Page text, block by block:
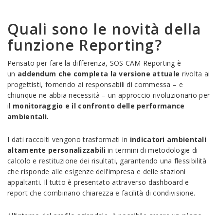
Quali sono le novità della
funzione Reporting?
Pensato per fare la differenza, SOS CAM Reporting è
un addendum che completa la versione attuale rivolta ai
progettisti, fornendo ai responsabili di commessa – e
chiunque ne abbia necessità – un approccio rivoluzionario per
il monitoraggio e il confronto delle performance
ambientali.
I dati raccolti vengono trasformati in indicatori ambientali
altamente personalizzabiliin termini di metodologie di
calcolo e restituzione dei risultati, garantendo una flessibilità
che risponde alle esigenze dell’impresa e delle stazioni
appaltanti. Il tutto è presentato attraverso dashboard e
report che combinano chiarezza e facilità di condivisione.